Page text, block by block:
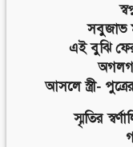
সবুজাভ
এই বুঝি
অগলগ
আসলে স্ত্রী-
স্মৃতির